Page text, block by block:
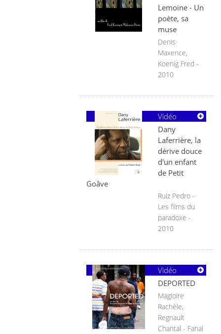
Lemoine - Un
poète, sa
muse
Denis
Maxence,
Koenig Fred -
2010
Vidéo
Dany
Laferrière, la
dérive douce
d'un enfant
de Petit
Goâve
Ruiz Pedro -
Les films du
paradoxe -
2010
Vidéo
DEPORTED
Magloire
Rachèle,
Regnault
Chantal - Fanal